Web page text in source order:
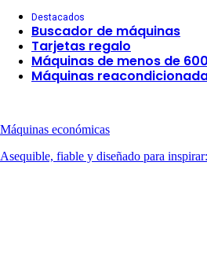
Destacados
Buscador de máquinas
Tarjetas regalo
Máquinas de menos de 600
Máquinas
Máquinas económicas
Asequible, fiable y diseñado para